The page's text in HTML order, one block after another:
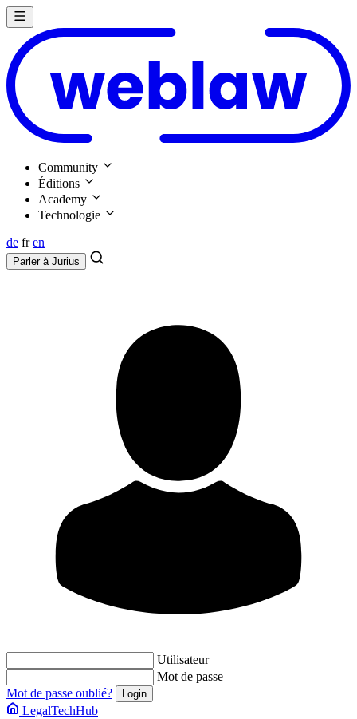
Community
Éditions
Academy
Technologie
de fr en
Parler à Jurius
Utilisateur
Mot de passe
Mot de passe oublié?
LegalTechHub